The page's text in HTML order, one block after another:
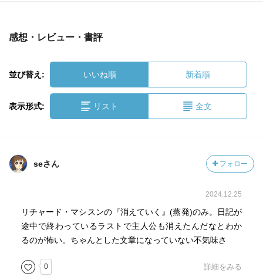
感想・レビュー・書評
並び替え: いいね順 新着順
表示形式: リスト 全文
seさん フォロー
2024.12.25
リチャード・マシスンの『消えていく』(蒸発)のみ。日記が
途中で終わっているラストで主人公も消えたんだなとわか
るのが怖い。ちゃんとした文章になっていない不気味さ
0 詳細をみる